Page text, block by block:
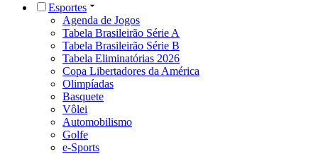
Esportes
Agenda de Jogos
Tabela Brasileirão Série A
Tabela Brasileirão Série B
Tabela Eliminatórias 2026
Copa Libertadores da América
Olimpíadas
Basquete
Vôlei
Automobilismo
Golfe
e-Sports